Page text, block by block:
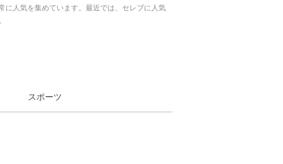
に人気を集めています。最近では、セレブに人気
スポーツ